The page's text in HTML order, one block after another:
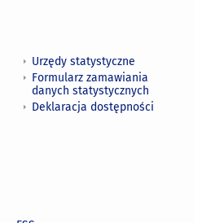
Urzędy statystyczne
Formularz zamawiania
danych statystycznych
Deklaracja dostępności